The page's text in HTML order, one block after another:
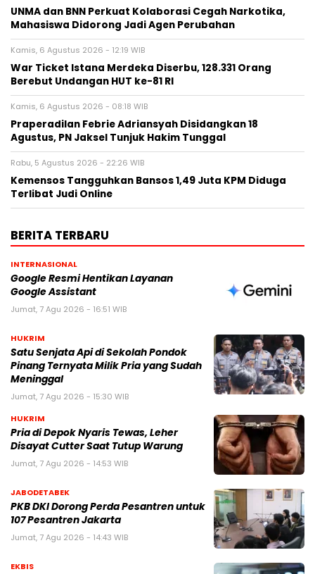
UNMA dan BNN Perkuat Kolaborasi Cegah Narkotika,
Mahasiswa Didorong Jadi Agen Perubahan
Kamis, 6 Agustus 2026 - 12:19 WIB
War Ticket Istana Merdeka Diserbu, 128.331 Orang
Berebut Undangan HUT ke-81 RI
Kamis, 6 Agustus 2026 - 08:18 WIB
Praperadilan Febrie Adriansyah Disidangkan 18
Agustus, PN Jaksel Tunjuk Hakim Tunggal
Rabu, 5 Agustus 2026 - 22:26 WIB
Kemensos Tangguhkan Bansos 1,49 Juta KPM Diduga
Terlibat Judi Online
BERITA TERBARU
INTERNASIONAL
Google Resmi Hentikan Layanan
Google Assistant
Jumat, 7 Agu 2026 - 16:51 WIB
HUKRIM
Satu Senjata Api di Sekolah Pondok
Pinang Ternyata Milik Pria yang Sudah
Meninggal
Jumat, 7 Agu 2026 - 15:30 WIB
HUKRIM
Pria di Depok Nyaris Tewas, Leher
Disayat Cutter Saat Tutup Warung
Jumat, 7 Agu 2026 - 14:53 WIB
JABODETABEK
PKB DKI Dorong Perda Pesantren untuk
107 Pesantren Jakarta
Jumat, 7 Agu 2026 - 14:43 WIB
EKBIS